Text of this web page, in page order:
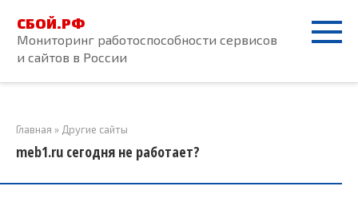
контенту
СБОЙ.РФ
Мониторинг работоспособности сервисов
и сайтов в России
Главная » Другие сайты
meb1.ru сегодня не работает?